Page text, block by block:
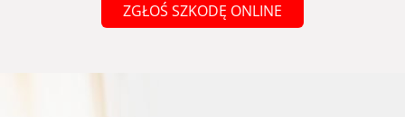
ZGŁOŚ SZKODĘ ONLINE